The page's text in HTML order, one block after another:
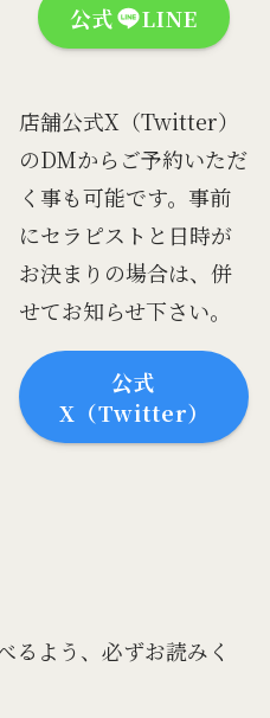
公式 LINE
店舗公式X（Twitter）
のDMからご予約いただ
く事も可能です。事前
にセラピストと日時が
お決まりの場合は、併
せてお知らせ下さい。
公式
X（Twitter）
るよう、必ずお読みく